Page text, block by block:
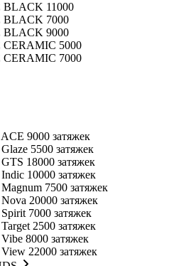
BLACK 11000
BLACK 7000
BLACK 9000
CERAMIC 5000
CERAMIC 7000
9000 затяжек
5500 затяжек
18000 затяжек
10000 затяжек
7500 затяжек
20000 затяжек
7000 затяжек
2500 затяжек
8000 затяжек
22000 затяжек